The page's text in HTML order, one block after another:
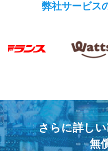
弊社サービス
さらに詳し
無